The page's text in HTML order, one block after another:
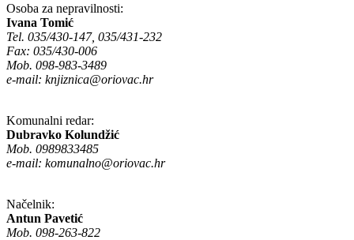
Osoba za nepravilnosti:
Ivana Tomić
Tel. 035/430-147, 035/431-232
Fax: 035/430-006
Mob. 098-983-3489
e-mail: knjiznica@oriovac.hr
Komunalni redar:
Dubravko Kolundžić
Mob. 0989833485
e-mail: komunalno@oriovac.hr
Načelnik:
Antun Pavetić
Mob. 098-263-822